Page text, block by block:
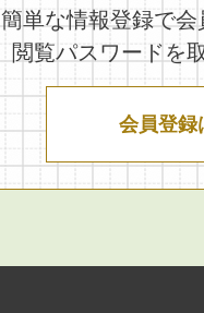
簡単な情報登録で
閲覧パスワードを
会員登録